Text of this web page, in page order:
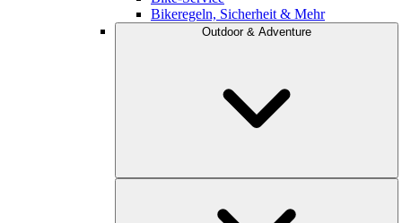
Bikeregeln, Sicherheit & Mehr
Outdoor & Adventure